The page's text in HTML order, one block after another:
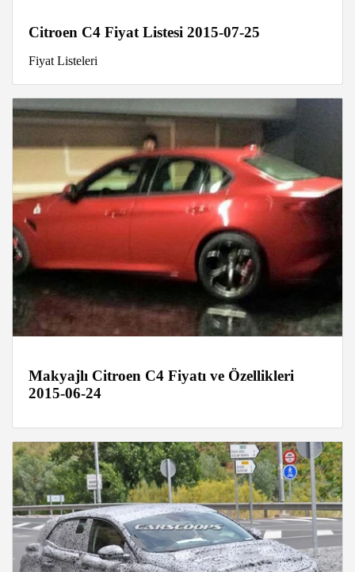
Citroen C4 Fiyat Listesi 2015-07-25
Fiyat Listeleri
Makyajlı Citroen C4 Fiyatı ve Özellikleri
2015-06-24